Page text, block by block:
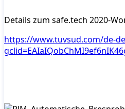
Details zum safe.tech 2020-
https://www.tuvsud.com/de-